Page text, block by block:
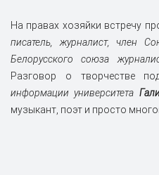
На правах хозяйки встречу
писатель, журналист, член
Белорусского союза
Разговор о творчестве
информации университета
музыкант, поэт и просто